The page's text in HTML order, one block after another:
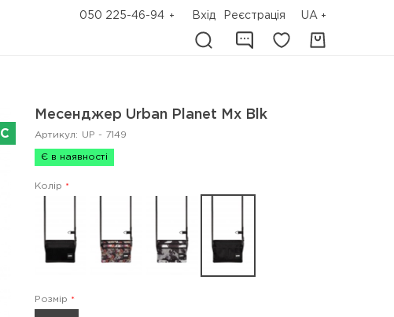
050 225-46-94 Вхід Реєстрація UA
Месенджер Urban Planet Mx Blk
Артикул: UP - 7149
Є в наявності
Колір
Розмір